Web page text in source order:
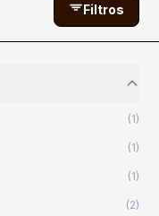
Filtros
(1)
(1)
(1)
(2)